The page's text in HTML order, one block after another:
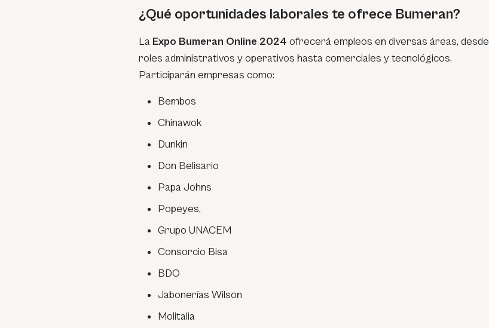
¿Qué oportunidades laborales te ofrece Bumeran?
La Expo Bumeran Online 2024 ofrecerá empleos en diversas áreas, desde
roles administrativos y operativos hasta comerciales y tecnológicos.
Participarán empresas como:
Bembos
Chinawok
Dunkin
Don Belisario
Papa Johns
Popeyes,
Grupo UNACEM
Consorcio Bisa
BDO
Jabonerías Wilson
Molitalia